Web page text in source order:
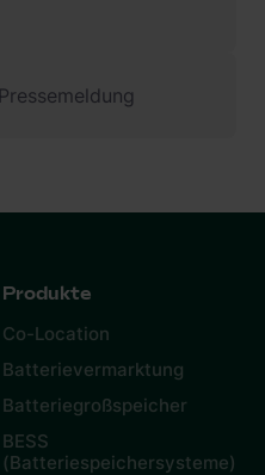
Produkte
Co-Location
Batterievermarktung
Batteriegroßspeicher
BESS
(Batteriespeichersysteme)